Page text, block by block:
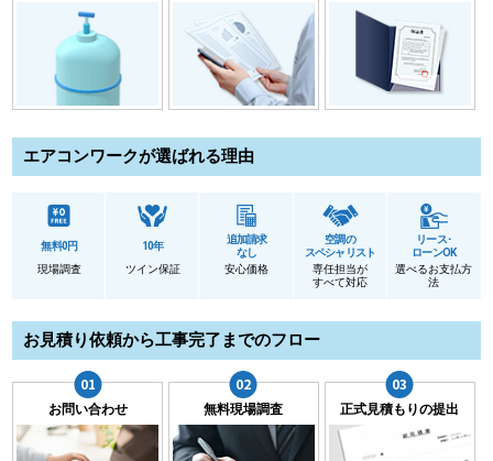
エアコンワークが選ばれる理由
無料0円
現場調査
10年
ツイン保証
追加請求
なし
安心価格
空調の
スペシャリスト
専任担当が
すべて対応
リース･
ローンOK
選べるお支払方
法
お見積り依頼から工事完了までのフロー
お問い合わせ 無料現場調査 正式見積もりの提出